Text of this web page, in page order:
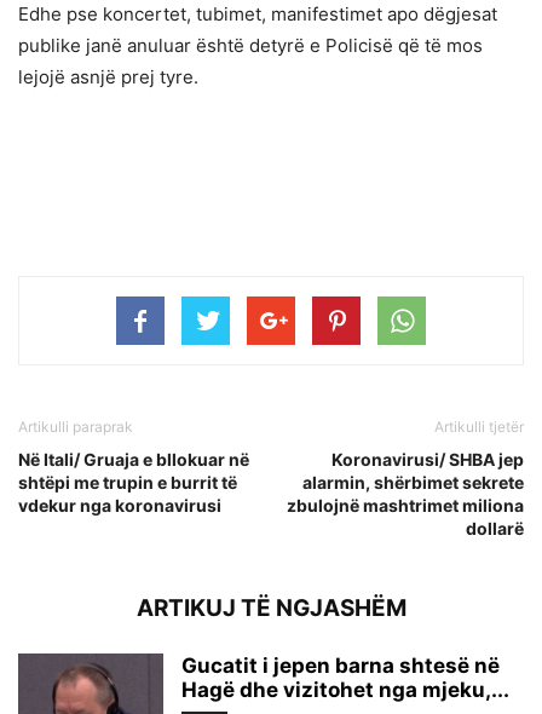
Edhe pse koncertet, tubimet, manifestimet apo dëgjesat
publike janë anuluar është detyrë e Policisë që të mos
lejojë asnjë prej tyre.
Artikulli paraprak
Në Itali/ Gruaja e bllokuar në
shtëpi me trupin e burrit të
vdekur nga koronavirusi
Artikulli tjetër
Koronavirusi/ SHBA jep
alarmin, shërbimet sekrete
zbulojnë mashtrimet miliona
dollarë
ARTIKUJ TË NGJASHËM
Gucatit i jepen barna shtesë në
Hagë dhe vizitohet nga mjeku,...